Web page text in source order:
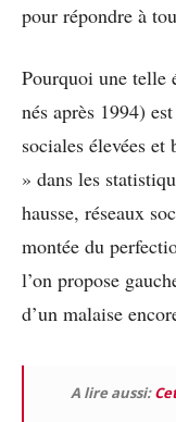
pour répondre à
Pourquoi une telle
nés après 1994)
sociales élevées et
» dans les
hausse, réseaux
montée du
l’on propose
d’un malaise
A lire aussi: